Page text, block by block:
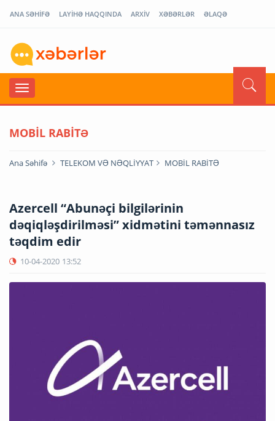
ANA SƏHİFƏ LAYİHƏ HAQQINDA ARXİV XƏBƏRLƏR ƏLAQƏ
MOBİL RABİTƏ
Ana Səhifə TELEKOM VƏ NƏQLİYYAT MOBİL RABİTƏ
Azercell “Abunəçi bilgilərinin
dəqiqləşdirilməsi” xidmətini təmənnasız
təqdim edir
10-04-2020 13:52